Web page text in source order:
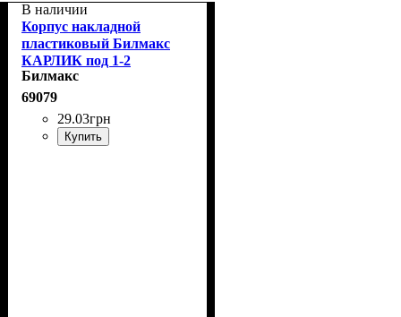
В наличии
Корпус накладной
пластиковый Билмакс
КАРЛИК под 1-2
автомата IP20
Билмакс
69079
29.03грн
Купить